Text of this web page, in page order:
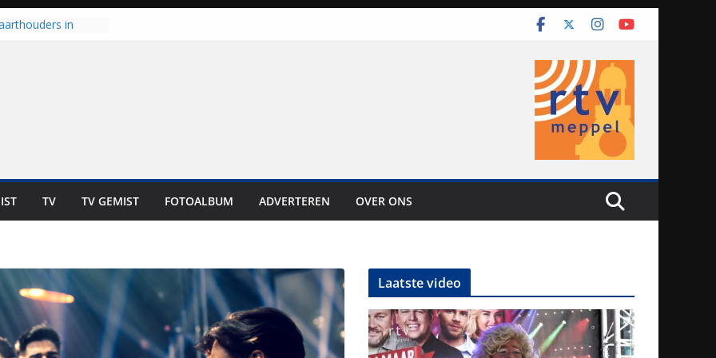
in
KNVB
in gebruik
TV TV GEMIST FOTOALBUM ADVERTEREN OVER ONS
Laatste video